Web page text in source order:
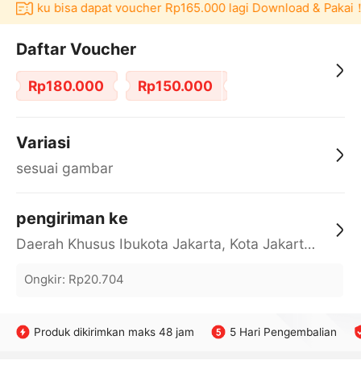
bisa dapat voucher Rp165.000 lagi Download & Pakai！
Daftar Voucher
Rp180.000 Rp150.000
Variasi
sesuai gambar
pengiriman ke
Daerah Khusus Ibukota Jakarta, Kota Jakarta Barat, Cengkareng, yy
Ongkir: Rp20.704
Produk dikirimkan maks 48 jam 5 Hari Pengembalian